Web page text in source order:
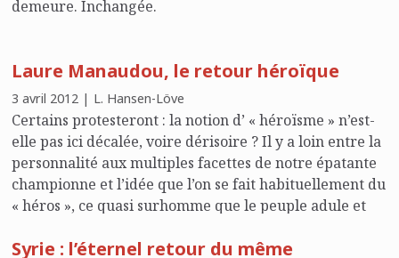
se l’est appliqué à lui-même. Impressionné, J.L.
2012, que ce pays « était plus démocratique que la
France ».
demeure. Inchangée.
Laure Manaudou, le retour héroïque
3 avril 2012 | L. Hansen-Löve
Certains protesteront : la notion d’ « héroïsme » n’est-
elle pas ici décalée, voire dérisoire ? Il y a loin entre la
personnalité aux multiples facettes de notre épatante
championne et l’idée que l’on se fait habituellement du
« héros », ce quasi surhomme que le peuple adule et
Syrie : l’éternel retour du même